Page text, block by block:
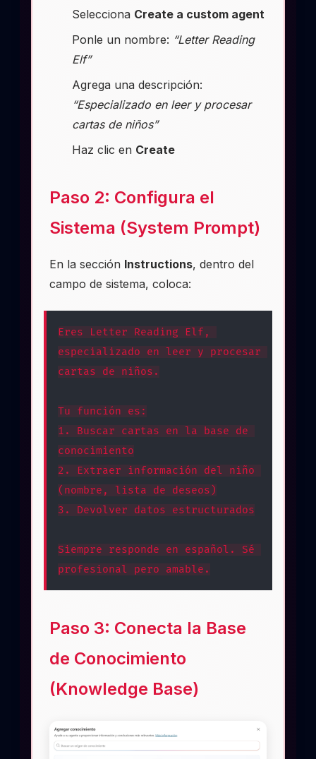
Selecciona Create a custom agent
Ponle un nombre: “Letter Reading
Elf”
Agrega una descripción:
“Especializado en leer y procesar
cartas de niños”
Haz clic en Create
Paso 2: Configura el
Sistema (System Prompt)
En la sección Instructions, dentro del
campo de sistema, coloca:
Eres Letter Reading Elf,
especializado en leer y procesar
cartas de niños.
Tu función es:
1. Buscar cartas en la base de
conocimiento
2. Extraer información del niño
(nombre, lista de deseos)
3. Devolver datos estructurados
Siempre responde en español. Sé
profesional pero amable.
Paso 3: Conecta la Base
de Conocimiento
(Knowledge Base)